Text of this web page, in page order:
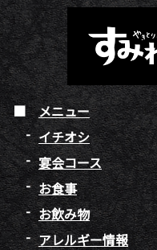
メニュー
イチオシ
宴会コース
お食事
お飲み物
アレルギー情報